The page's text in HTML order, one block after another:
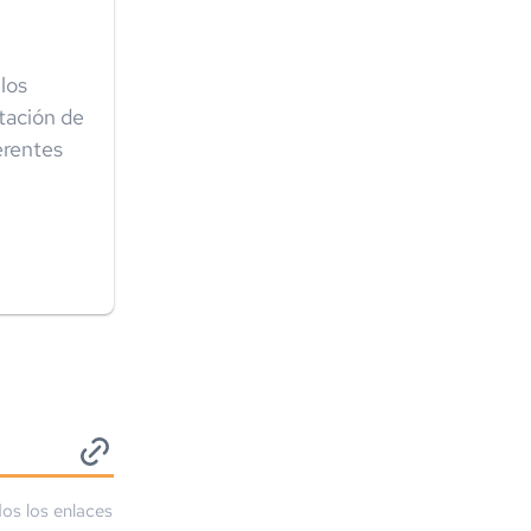
de
los enlaces